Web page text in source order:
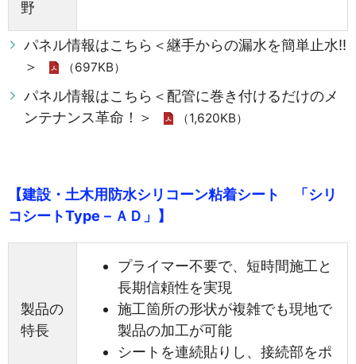
野
パネル情報はこちら＜継手からの漏水を簡単止水!!
＞
（697KB）
パネル情報はこちら＜配管に巻き付けるだけのメ
ンテナンス革命！＞
（1,620KB）
【建設・土木用防水シリコーン粘着シート 「シリ
コシートType－ＡＤ」】
製品の
特長
プライマー不要で、短時間施工と
長期信頼性を実現
施工箇所の形状が複雑でも現地で
製品の加工が可能
シートを連続貼りし、接続部をポ